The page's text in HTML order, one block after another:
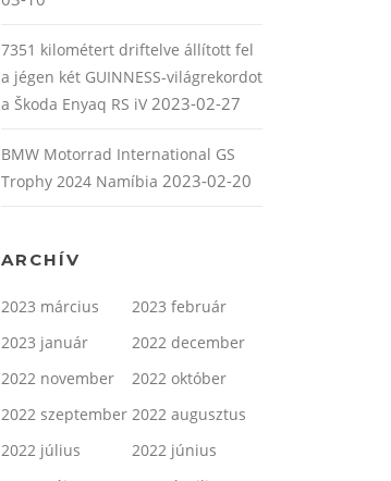
7351 kilométert driftelve állított fel
a jégen két GUINNESS-világrekordot
a Škoda Enyaq RS iV 2023-02-27
BMW Motorrad International GS
Trophy 2024 Namíbia 2023-02-20
ARCHÍV
2023 március
2023 február
2023 január
2022 december
2022 november
2022 október
2022 szeptember 2022 augusztus
2022 július
2022 június